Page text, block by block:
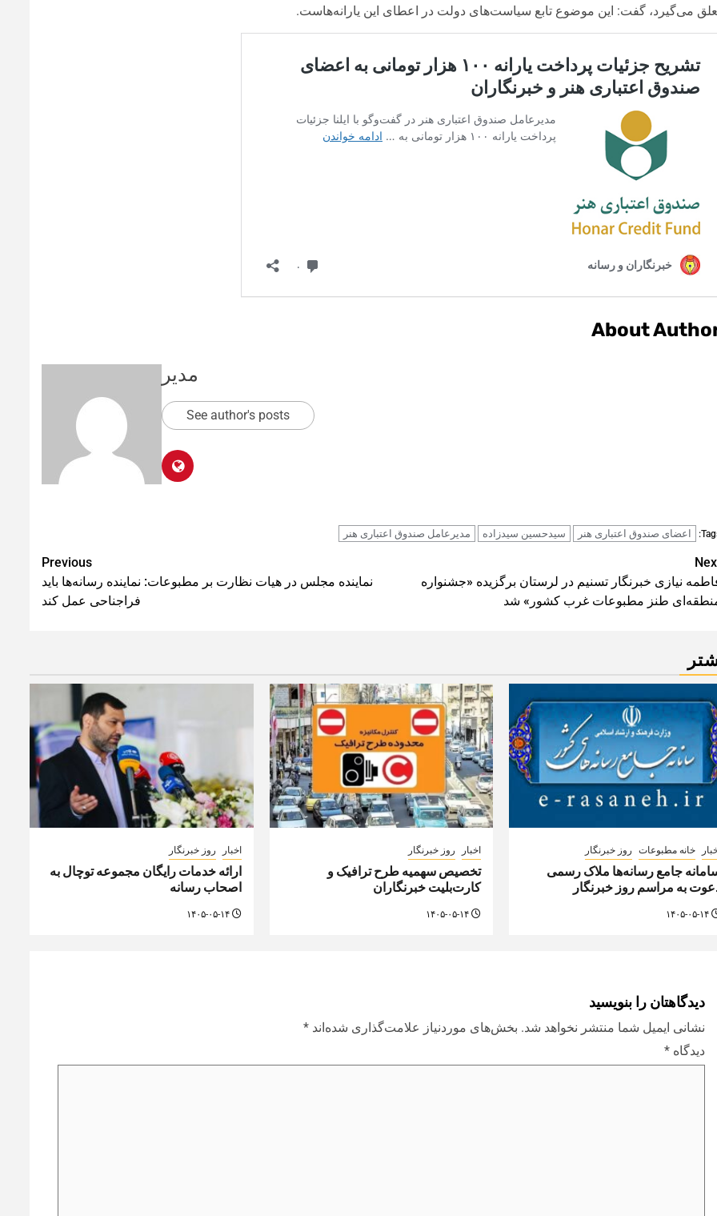
می‌گیرد، گفت: این موضوع تابع سیاست‌های دولت در اعطای این یارانه‌هاست.
About
مدیر
See author's posts
اعضای صندوق اعتباری هنر سیدحسین سیدزاده مدیرعامل صندوق اعتباری هنر
Previous
نماینده مجلس در هیات نظارت بر مطبوعات: نماینده رسانه‌ها باید
فراجناحی عمل کند
نیازی خبرنگار تسنیم در لرستان برگزیده «جشنواره
طنز مطبوعات غرب کشور» شد
خانه مطبوعات روز خبرنگار
جامع رسانه‌ها ملاک رسمی
به مراسم روز خبرنگار
اخبار روز خبرنگار
تخصیص سهمیه طرح ترافیک و
کارت‌بلیت خبرنگاران
۱۴۰۵-۰۵-۱۴
اخبار روز خبرنگار
ارائه خدمات رایگان مجموعه توچال به
اصحاب رسانه
۱۴۰۵-۰۵-۱۴
دیدگاهتان را بنویسید
نشانی ایمیل شما منتشر نخواهد شد. بخش‌های موردنیاز علامت‌گذاری شده‌اند *
دیدگاه *